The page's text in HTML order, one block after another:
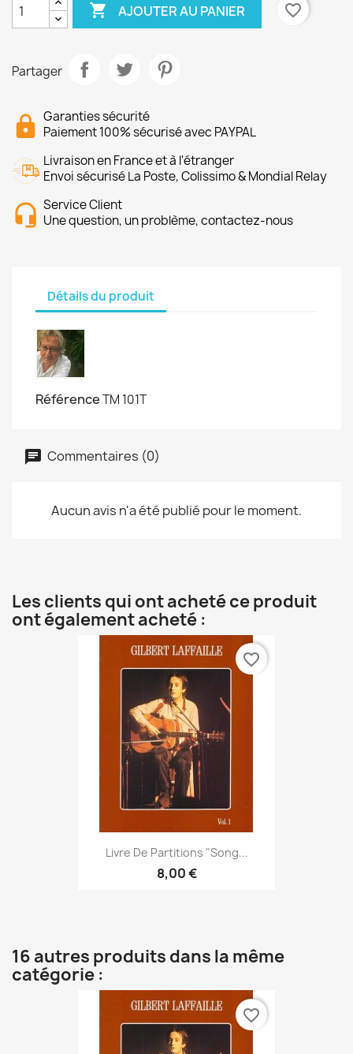
 AJOUTER AU PANIER favorite_border
Partager
Garanties sécurité
Paiement 100% sécurisé avec PAYPAL
Livraison en France et à l'étranger
Envoi sécurisé La Poste, Colissimo & Mondial Relay
Service Client
Une question, un problème, contactez-nous
Détails du produit
RéférenceTM 101T
Commentaires (0)
Aucun avis n'a été publié pour le moment.
Les clients qui ont acheté ce produit
ont également acheté :
Livre De Partitions "Song...
8,00 €
favorite_border
16 autres produits dans la même
catégorie :
favorite_border